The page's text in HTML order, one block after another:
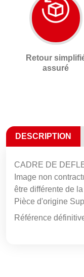
Retour
assuré
DESCRIPTION
CADRE DE
Image non
être différente de
Pièce d'origine
Référence